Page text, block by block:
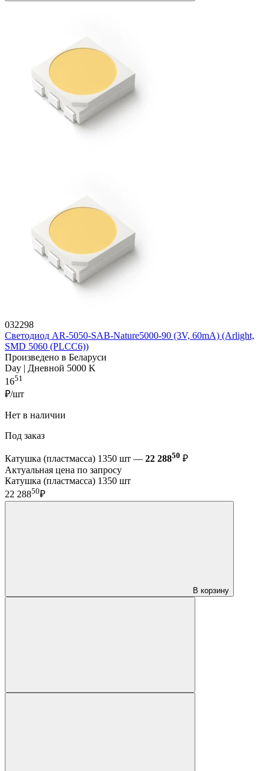
032298
Светодиод AR-5050-SAB-Nature5000-90 (3V, 60mA) (Arlight,
SMD 5060 (PLCC6))
Произведено в Беларуси
Day | Дневной 5000 K
1651
₽/шт
Нет в наличии
Под заказ
Катушка (пластмасса) 1350 шт — 22 28850 ₽
Актуальная цена по запросу
Катушка (пластмасса) 1350 шт
22 28850₽
В корзину